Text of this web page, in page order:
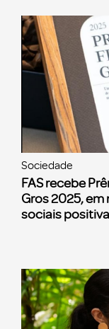
Sociedade
FAS recebe
Gros 2025,
sociais